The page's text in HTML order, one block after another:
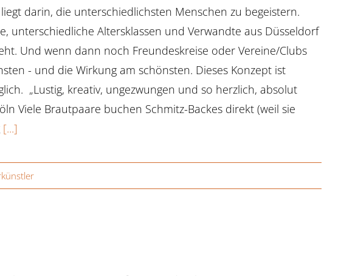
darin, die unterschiedlichsten Menschen zu begeistern.
unterschiedliche Altersklassen und Verwandte aus Düsseldorf
Und wenn dann noch Freundeskreise oder Vereine/Clubs
- und die Wirkung am schönsten. Dieses Konzept ist
„Lustig, kreativ, ungezwungen und so herzlich, absolut
Viele Brautpaare buchen Schmitz-Backes direkt (weil sie
[...]